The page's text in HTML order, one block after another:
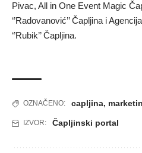
Pivac, All in One Event Magic
‘’Radovanović’’ Čapljina i
‘’Rubik’’ Čapljina.
OZNAČENO: capljina,
IZVOR: Čapljinski portal